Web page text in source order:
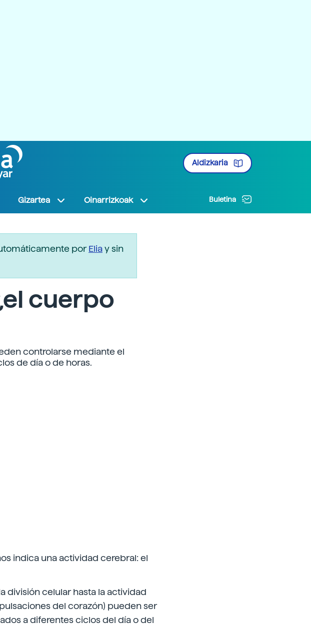
Aldizkaria
Gizartea Oinarrizkoak Buletina
porEliay sin
cuerpo
controlarse mediante el
de día o de horas.
indica una actividad cerebral: el
división celular hasta la actividad
del corazón) pueden ser
a diferentes ciclos del día o del